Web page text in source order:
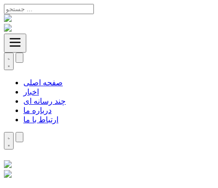
صفحه اصلی
اخبار
چند رسانه ای
درباره ما
ارتباط با ما